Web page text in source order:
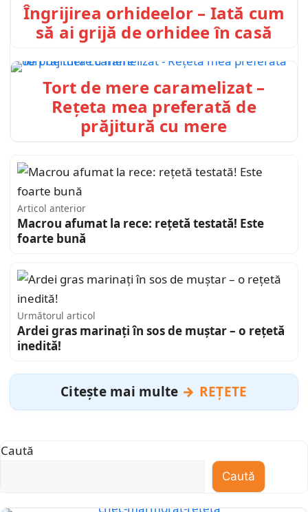
Îngrijirea orhideelor – Iată cum
să ai grijă de orhidee în casă
Tort de mere caramelizat –
Rețeta mea preferată de
prăjitură cu mere
Articol anterior
Macrou afumat la rece: rețetă testată! Este
foarte bună
Următorul articol
Ardei gras marinați în sos de muștar – o rețetă
inedită!
Citește mai multe REȚETE
Caută
Caută